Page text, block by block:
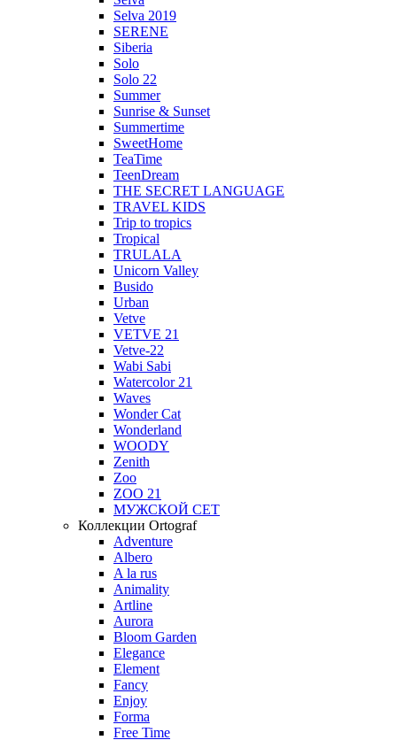
Selva 2019
SERENE
Siberia
Solo
Solo 22
Summer
Sunrise & Sunset
Summertime
SweetHome
TeaTime
TeenDream
THE SECRET LANGUAGE
TRAVEL KIDS
Trip to tropics
Tropical
TRULALA
Unicorn Valley
Busido
Urban
Vetve
VETVE 21
Vetve-22
Wabi Sabi
Watercolor 21
Waves
Wonder Cat
Wonderland
WOODY
Zenith
Zoo
ZOO 21
МУЖСКОЙ СЕТ
Коллекции Ortograf
Adventure
Albero
A la rus
Animality
Artline
Aurora
Bloom Garden
Elegance
Element
Fancy
Enjoy
Forma
Free Time